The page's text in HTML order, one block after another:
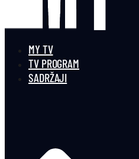
MY TV
TV PROGRAM
SADRŽAJI